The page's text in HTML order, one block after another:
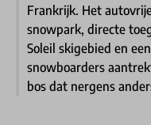
Frankrijk. Het
snowpark, directe
Soleil skigebied en
snowboarders
bos dat nergens